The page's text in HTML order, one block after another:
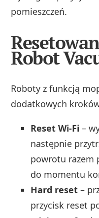
pomieszczeń.
Robot
Roboty z funkcją
dodatkowych
Reset Wi-Fi –
następnie
powrotu razem
do momentu
Hard reset –
przycisk reset